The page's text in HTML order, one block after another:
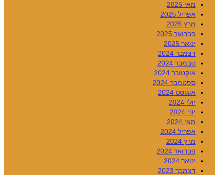
מאי 2025
אפריל 2025
מרץ 2025
פברואר 2025
ינואר 2025
דצמבר 2024
נובמבר 2024
אוקטובר 2024
ספטמבר 2024
אוגוסט 2024
יולי 2024
יוני 2024
מאי 2024
אפריל 2024
מרץ 2024
פברואר 2024
ינואר 2024
דצמבר 2023